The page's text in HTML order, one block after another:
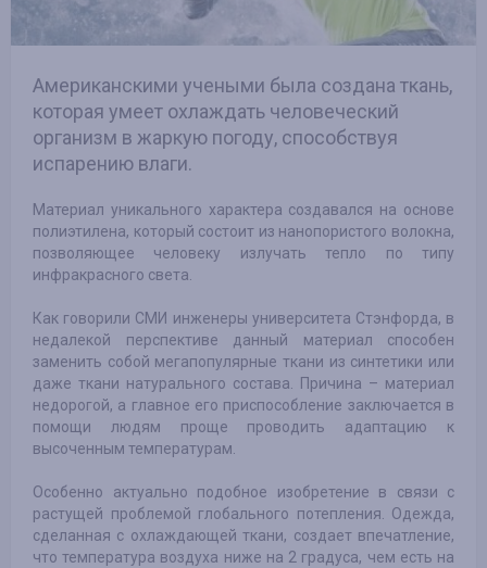
Американскими учеными была создана ткань,
которая умеет охлаждать человеческий
организм в жаркую погоду, способствуя
испарению влаги.
Материал уникального характера создавался на основе
полиэтилена, который состоит из нанопористого волокна,
позволяющее человеку излучать тепло по типу
инфракрасного света.
Как говорили СМИ инженеры университета Стэнфорда, в
недалекой перспективе данный материал способен
заменить собой мегапопулярные ткани из синтетики или
даже ткани натурального состава. Причина – материал
недорогой, а главное его приспособление заключается в
помощи людям проще проводить адаптацию к
высоченным температурам.
Особенно актуально подобное изобретение в связи с
растущей проблемой глобального потепления. Одежда,
сделанная с охлаждающей ткани, создает впечатление,
что температура воздуха ниже на 2 градуса, чем есть на